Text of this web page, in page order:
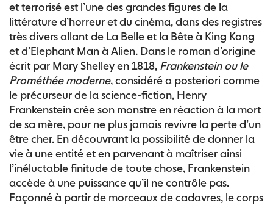
et terrorisé est l’une des grandes figures de la
littérature d’horreur et du cinéma, dans des registres
très divers allant de La Belle et la Bête à King Kong
et d’Elephant Man à Alien. Dans le roman d’origine
écrit par Mary Shelley en 1818, Frankenstein ou le
Prométhée moderne, considéré a posteriori comme
le précurseur de la science-fiction, Henry
Frankenstein crée son monstre en réaction à la mort
de sa mère, pour ne plus jamais revivre la perte d’un
être cher. En découvrant la possibilité de donner la
vie à une entité et en parvenant à maîtriser ainsi
l’inéluctable finitude de toute chose, Frankenstein
accède à une puissance qu’il ne contrôle pas.
Façonné à partir de morceaux de cadavres, le corps